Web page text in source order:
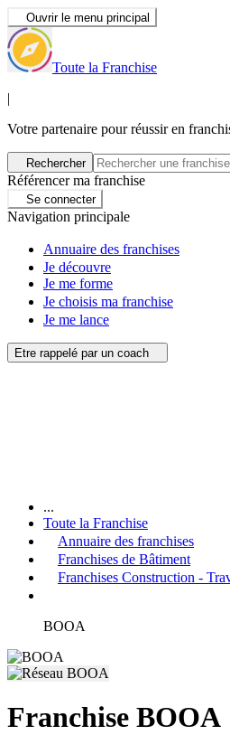
Ouvrir le menu principal
Toute la Franchise
|
Votre partenaire pour réussir en
Rechercher
Référencer ma franchise
Se connecter
Navigation principale
Annuaire des franchises
Je découvre
Je me forme
Je choisis ma franchise
Je me lance
Etre rappelé par un coach
...
Toute la Franchise
Annuaire des franchises
Franchises de Bâtiment
Franchises Construction -
BOOA
Franchise BOOA